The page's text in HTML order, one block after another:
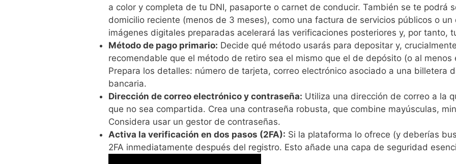
a color y completa de tu DNI, pasaporte o carnet de conducir. También se te podrá
domicilio reciente (menos de 3 meses), como una factura de servicios públicos o
imágenes digitales preparadas acelerará las verificaciones posteriores y, por tanto,
Método de pago primario: Decide qué método usarás para depositar y,
recomendable que el método de retiro sea el mismo que el de depósito (o al
Prepara los detalles: número de tarjeta, correo electrónico asociado a una billetera
bancaria.
Dirección de correo electrónico y contraseña: Utiliza una dirección de correo a la
que no sea compartida. Crea una contraseña robusta, que combine mayúsculas,
Considera usar un gestor de contraseñas.
Activa la verificación en dos pasos (2FA): Si la plataforma lo ofrece (y deberías
2FA inmediatamente después del registro. Esto añade una capa de seguridad